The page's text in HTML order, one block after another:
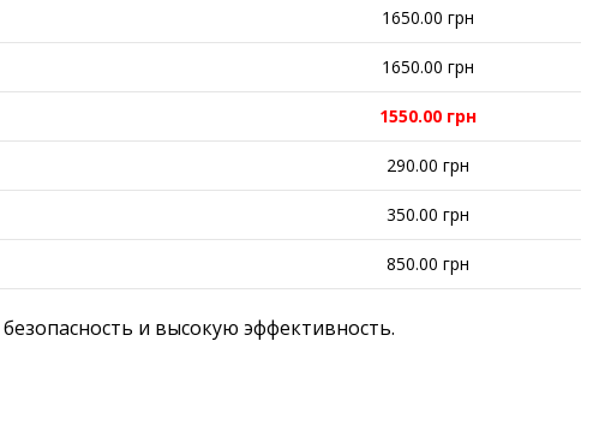
1650.00 грн
1650.00 грн
1550.00 грн
290.00 грн
350.00 грн
850.00 грн
и высокую эффективность.